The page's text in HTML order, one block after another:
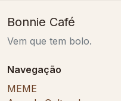
Bonnie Café
Vem que tem bolo.
Navegação
MEME